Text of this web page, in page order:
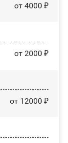
от 4000 ₽
от 2000 ₽
от 12000 ₽